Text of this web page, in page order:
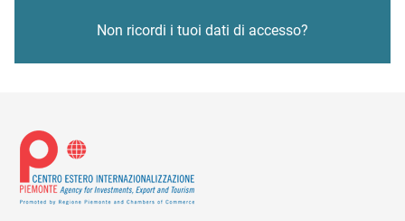
Non ricordi i tuoi dati di accesso?